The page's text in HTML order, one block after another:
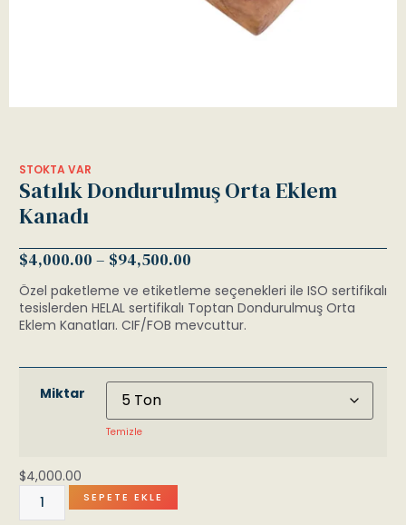
STOKTA VAR
Satılık Dondurulmuş Orta Eklem
Kanadı
$4,000.00 – $94,500.00
Özel paketleme ve etiketleme seçenekleri ile ISO sertifikalı
tesislerden HELAL sertifikalı Toptan Dondurulmuş Orta
Eklem Kanatları. CIF/FOB mevcuttur.
Miktar
Temizle
$4,000.00
SEPETE EKLE